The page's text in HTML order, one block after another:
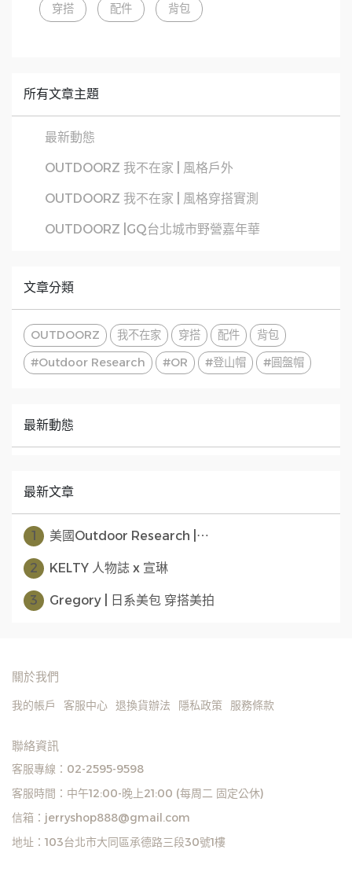
穿搭 配件 背包
所有文章主題
最新動態
OUTDOORZ 我不在家 | 風格戶外
OUTDOORZ 我不在家 | 風格穿搭實測
OUTDOORZ |GQ台北城市野營嘉年華
文章分類
OUTDOORZ 我不在家 穿搭 配件
背包
#Outdoor Research
#OR #登山帽 #圓盤帽
最新動態
最新文章
1 美國Outdoor Research |⋯
2 KELTY 人物誌 x 宣琳
3 Gregory | 日系美包 穿搭美拍
關於我們
我的帳戶 客服中心 退換貨辦法 隱私政策 服務條款
聯絡資訊
客服專線：02-2595-9598
客服時間：中午12:00-晚上21:00 (每周二 固定公休)
信箱：jerryshop888@gmail.com
地址：103台北市大同區承德路三段30號1樓